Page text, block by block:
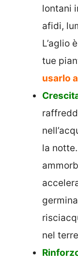
lontani
afidi,
L’aglio
tue
usarlo
la
nel